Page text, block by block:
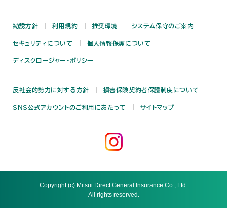
勧誘方針 利用規約 推奨環境 システム保守のご案内
セキュリティについて 個人情報保護について
ディスクロージャー・ポリシー
反社会的勢力に対する方針 損害保険契約者保護制度について
SNS公式アカウントのご利用にあたって サイトマップ
Copyright (c) Mitsui Direct General Insurance Co., Ltd.
All rights reserved.